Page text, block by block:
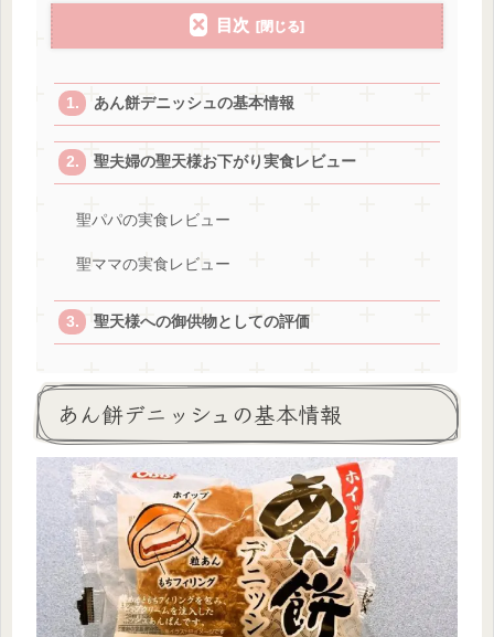
目次
あん餅デニッシュの基本情報
聖夫婦の聖天様お下がり実食レビュー
聖パパの実食レビュー
聖ママの実食レビュー
聖天様への御供物としての評価
あん餅デニッシュの基本情報